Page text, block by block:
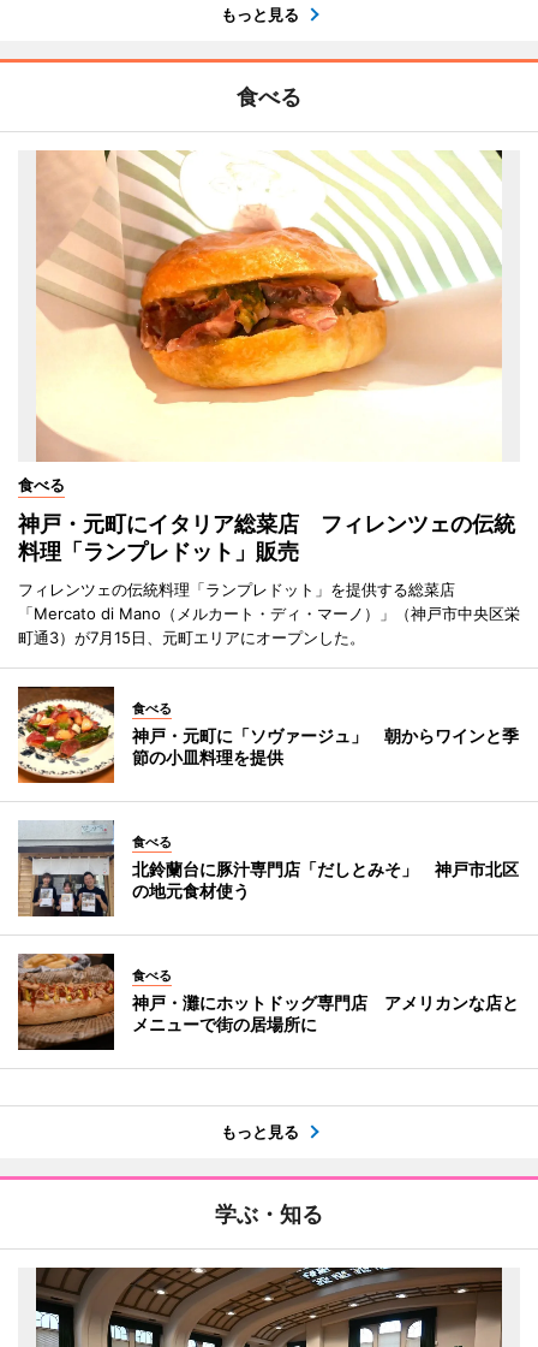
もっと見る
食べる
食べる
神戸・元町にイタリア総菜店 フィレンツェの伝統
料理「ランプレドット」販売
フィレンツェの伝統料理「ランプレドット」を提供する総菜店
「Mercato di Mano（メルカート・ディ・マーノ）」（神戸市中央区栄
町通3）が7月15日、元町エリアにオープンした。
食べる
神戸・元町に「ソヴァージュ」 朝からワインと季
節の小皿料理を提供
食べる
北鈴蘭台に豚汁専門店「だしとみそ」 神戸市北区
の地元食材使う
食べる
神戸・灘にホットドッグ専門店 アメリカンな店と
メニューで街の居場所に
もっと見る
学ぶ・知る